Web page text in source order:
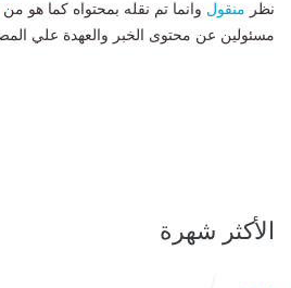
نظر منقول وانما تم نقله بمحتواه كما هو من
مسئولين عن محتوى الخبر والعهدة علي
الأكثر شهرة